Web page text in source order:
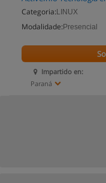
Categoria: LINUX
Modalidade: Presencial
Impartido en:
Paraná